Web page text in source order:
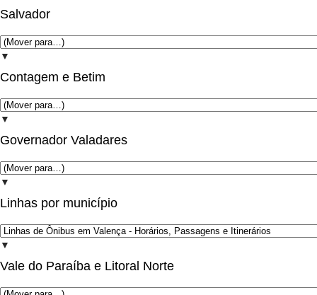
Salvador
▼
Contagem e Betim
▼
Governador Valadares
▼
Linhas por município
▼
Vale do Paraíba e Litoral Norte